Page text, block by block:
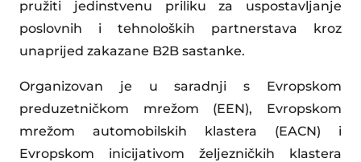
pružiti jedinstvenu priliku za uspostavljanje
poslovnih i tehnoloških partnerstava kroz
unaprijed zakazane B2B sastanke.
Organizovan je u saradnji s Evropskom
preduzetničkom mrežom (EEN), Evropskom
mrežom automobilskih klastera (EACN) i
Evropskom inicijativom željezničkih klastera